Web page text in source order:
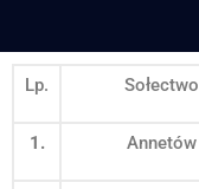
Lp. Sołectwo
1. Annetów